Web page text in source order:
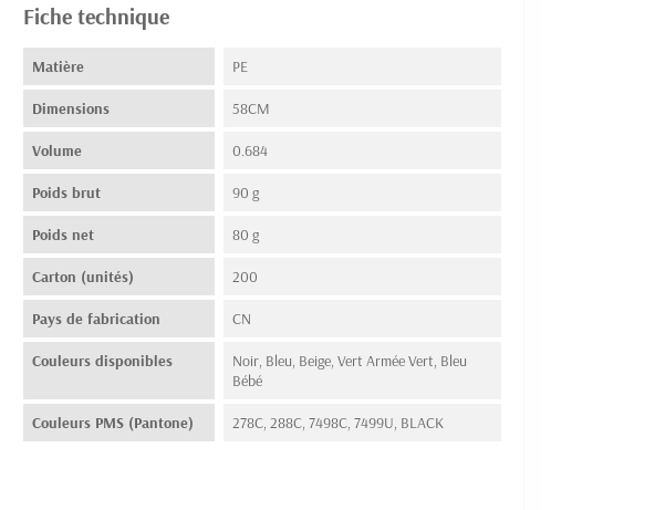
Fiche technique
Matière PE
Dimensions 58CM
Volume 0.684
Poids brut 90 g
Poids net 80 g
Carton (unités) 200
Pays de fabrication CN
Couleurs disponibles
Noir, Bleu, Beige, Vert Armée Vert, Bleu
Bébé
Couleurs PMS (Pantone) 278C, 288C, 7498C, 7499U, BLACK